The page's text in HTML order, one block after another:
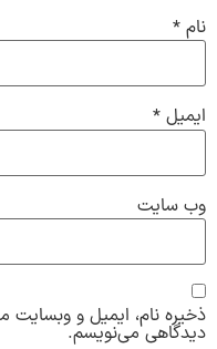
نام *
ایمیل *
وب‌ سایت
ذخیره نام، ایمیل و وبسایت
دیدگاهی می‌نویسم.